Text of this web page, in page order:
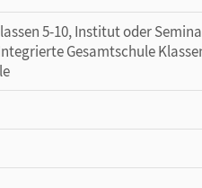
5-10, Institut oder
Gesamtschule